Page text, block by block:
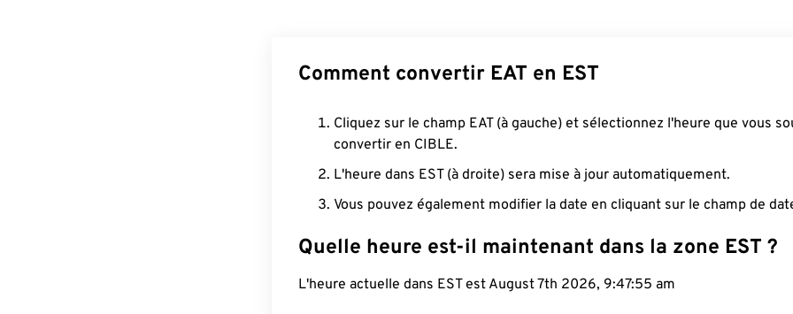
Comment convertir EAT en EST
Cliquez sur le champ EAT (à gauche) et sélectionnez l'heure que vous
convertir en CIBLE.
L'heure dans EST (à droite) sera mise à jour automatiquement.
Vous pouvez également modifier la date en cliquant sur le champ de
Quelle heure est-il maintenant dans la zone EST ?
L'heure actuelle dans EST est August 7th 2026, 9:47:56 am